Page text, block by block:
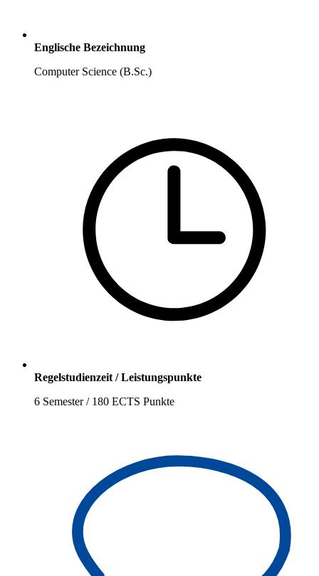
Englische Bezeichnung
Computer Science (B.Sc.)
Regelstudienzeit / Leistungspunkte
6 Semester / 180 ECTS Punkte